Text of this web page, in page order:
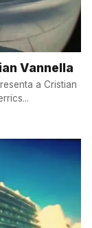
Vannella
a Cristian